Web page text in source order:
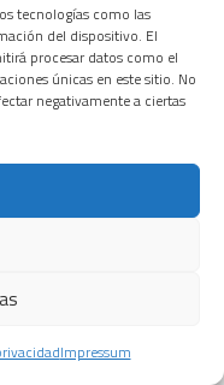
tecnologías como las
del dispositivo. El
procesar datos como el
únicas en este sitio. No
negativamente a ciertas
Impressum